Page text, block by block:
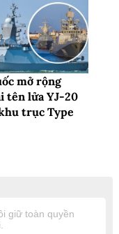
mở rộng
tên lửa YJ-20
trục Type